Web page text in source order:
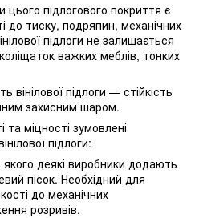
підлогового покриття є
до тиску, подряпин, механічних
підлоги не залишається
важких меблів, тонких
вінілової підлоги — стійкість
захисним шаром.
та міцності зумовлені
підлоги:
деякі виробники додають
пісок. Необхідний для
до механічних
розривів.